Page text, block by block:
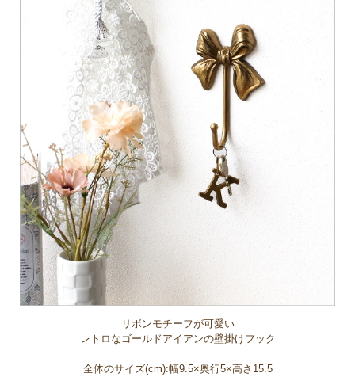
リボンモチーフが可愛い
レトロなゴールドアイアンの壁掛けフック
全体のサイズ(cm):幅9.5×奥行5×高さ15.5